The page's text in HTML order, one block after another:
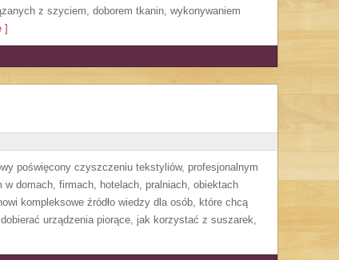
z szyciem, doborem tkanin, wykonywaniem
]
poświęcony czyszczeniu tekstyliów, profesjonalnym
domach, firmach, hotelach, pralniach, obiektach
kompleksowe źródło wiedzy dla osób, które chcą
urządzenia piorące, jak korzystać z suszarek,